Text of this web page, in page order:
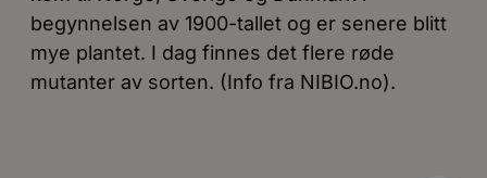
begynnelsen av 1900-tallet og er senere blitt
mye plantet. I dag finnes det flere røde
mutanter av sorten. (Info fra NIBIO.no).